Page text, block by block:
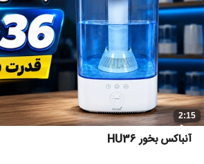
2:15
آنباکس بخور HU36